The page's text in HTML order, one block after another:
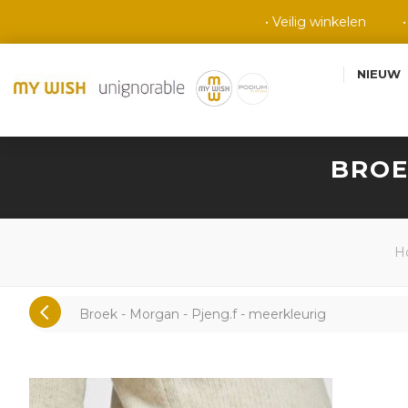
• Veilig winkelen
NIEUW
Broek - Morgan - Pjeng.f - meerkleurig